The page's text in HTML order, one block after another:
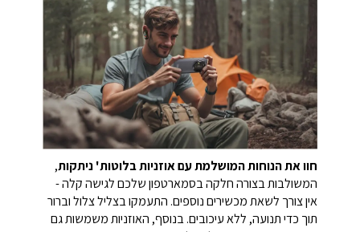
חוו את הנוחות המושלמת עם אוזניות בלוטות' ניתקות,
המשולבות בצורה חלקה בסמארטפון שלכם לגישה קלה -
אין צורך לשאת מכשירים נוספים. התעמקו בצליל צלול וברור
תוך כדי תנועה, ללא עיכובים. בנוסף, האוזניות משמשות גם